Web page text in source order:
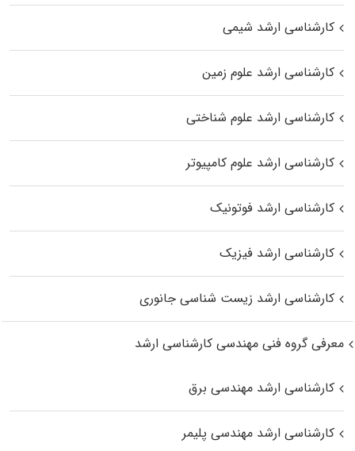
کارشناسی ارشد شیمی
کارشناسی ارشد علوم زمین
کارشناسی ارشد علوم شناختی
کارشناسی ارشد علوم کامپیوتر
کارشناسی ارشد فوتونیک
کارشناسی ارشد فیزیک
کارشناسی ارشد زیست‌ شناسی جانوری
معرفی گروه فنی مهندسی کارشناسی ارشد
کارشناسی ارشد مهندسی برق
کارشناسی ارشد مهندسی پلیمر